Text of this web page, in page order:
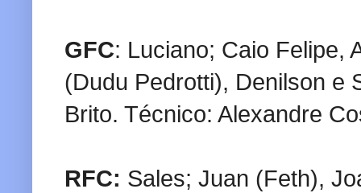
GFC: Luciano; Caio Felipe,
(Dudu Pedrotti), Denilson e
Brito. Técnico: Alexandre
RFC: Sales; Juan (Feth),